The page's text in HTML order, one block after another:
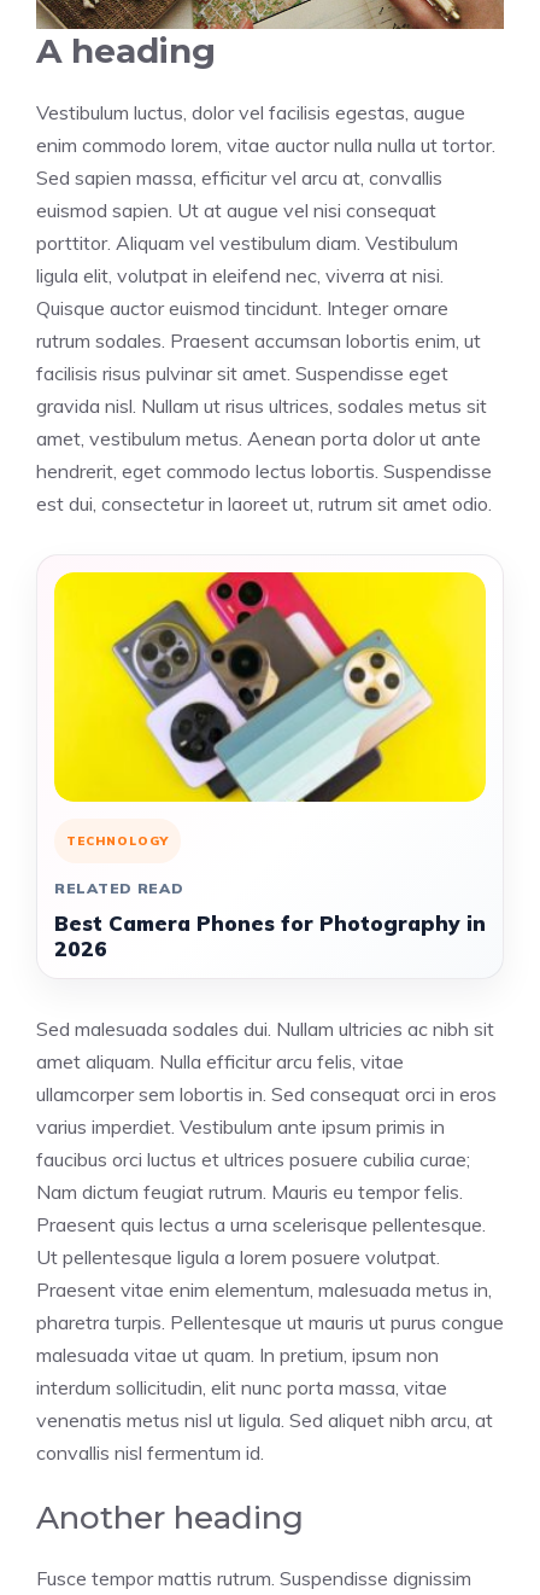
A heading
Vestibulum luctus, dolor vel facilisis egestas, augue
enim commodo lorem, vitae auctor nulla nulla ut tortor.
Sed sapien massa, efficitur vel arcu at, convallis
euismod sapien. Ut at augue vel nisi consequat
porttitor. Aliquam vel vestibulum diam. Vestibulum
ligula elit, volutpat in eleifend nec, viverra at nisi.
Quisque auctor euismod tincidunt. Integer ornare
rutrum sodales. Praesent accumsan lobortis enim, ut
facilisis risus pulvinar sit amet. Suspendisse eget
gravida nisl. Nullam ut risus ultrices, sodales metus sit
amet, vestibulum metus. Aenean porta dolor ut ante
hendrerit, eget commodo lectus lobortis. Suspendisse
est dui, consectetur in laoreet ut, rutrum sit amet odio.
TECHNOLOGY
RELATED READ
Best Camera Phones for Photography in
2026
Sed malesuada sodales dui. Nullam ultricies ac nibh sit
amet aliquam. Nulla efficitur arcu felis, vitae
ullamcorper sem lobortis in. Sed consequat orci in eros
varius imperdiet. Vestibulum ante ipsum primis in
faucibus orci luctus et ultrices posuere cubilia curae;
Nam dictum feugiat rutrum. Mauris eu tempor felis.
Praesent quis lectus a urna scelerisque pellentesque.
Ut pellentesque ligula a lorem posuere volutpat.
Praesent vitae enim elementum, malesuada metus in,
pharetra turpis. Pellentesque ut mauris ut purus congue
malesuada vitae ut quam. In pretium, ipsum non
interdum sollicitudin, elit nunc porta massa, vitae
venenatis metus nisl ut ligula. Sed aliquet nibh arcu, at
convallis nisl fermentum id.
Another heading
Fusce tempor mattis rutrum. Suspendisse dignissim